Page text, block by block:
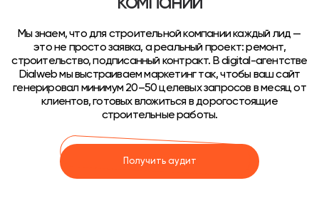
Мы знаем, что для строительной компании каждый лид —
это не просто заявка, а реальный проект: ремонт,
строительство, подписанный контракт. В digital-агентстве
Dialweb мы выстраиваем маркетинг так, чтобы ваш сайт
генерировал минимум 20–50 целевых запросов в месяц от
клиентов, готовых вложиться в дорогостоящие
строительные работы.
Получить аудит